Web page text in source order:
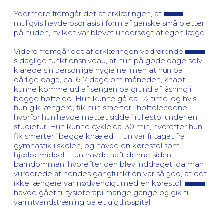
Ydermere fremgår det af erklæringen, at
muligvis havde psoriasis i form af ganske små pletter
på huden, hvilket var blevet undersøgt af egen læge.
Videre fremgår det af erklæringen vedrørende
s daglige funktionsniveau, at hun på gode dage selv
klarede sin personlige hygiejne, men at hun på
dårlige dage, ca. 6-7 dage om måneden, knapt
kunne komme ud af sengen på grund af låsning i
begge hofteled. Hun kunne gå ca. ½ time, og hvis
hun gik længere, fik hun smerter i hofteleddene,
hvorfor hun havde måttet sidde i rullestol under en
studietur. Hun kunne cykle ca. 30 min, hvorefter hun
fik smerter i begge knæled. Hun var fritaget fra
gymnastik i skolen, og havde en kørestol som
hjælpemiddel. Hun havde haft denne siden
barndommen, hvorefter den blev inddraget, da man
vurderede at hendes gangfunktion var så god, at det
ikke længere var nødvendigt med en kørestol.
havde gået til fysioterapi mange gange og gik til
varmtvandstræning på et gigthospital.